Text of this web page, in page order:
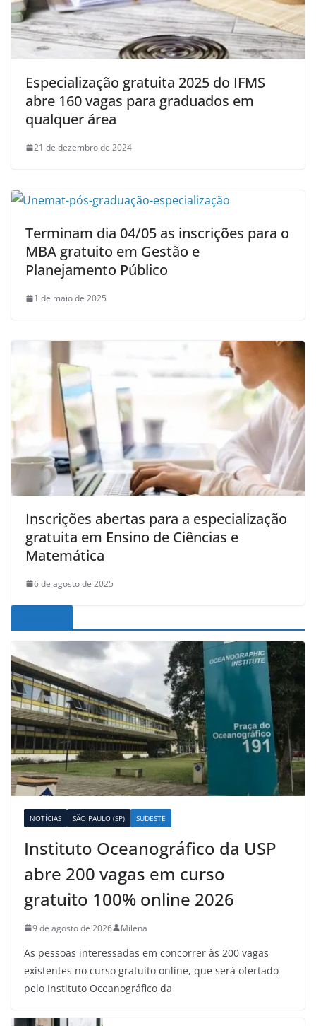
Especialização gratuita 2025 do IFMS
abre 160 vagas para graduados em
qualquer área
21 de dezembro de 2024
Terminam dia 04/05 as inscrições para o
MBA gratuito em Gestão e
Planejamento Público
1 de maio de 2025
Inscrições abertas para a especialização
gratuita em Ensino de Ciências e
Matemática
6 de agosto de 2025
NOTÍCIAS SÃO PAULO (SP) SUDESTE
Instituto Oceanográfico da USP
abre 200 vagas em curso
gratuito 100% online 2026
9 de agosto de 2026 Milena
As pessoas interessadas em concorrer às 200 vagas
existentes no curso gratuito online, que será ofertado
pelo Instituto Oceanográfico da